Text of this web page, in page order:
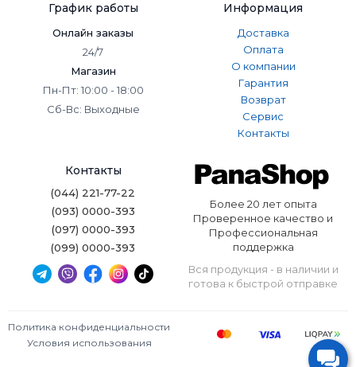
График работы
Онлайн заказы
24/7
Магазин
Пн-Пт: 10:00 - 18:00
Сб-Вс: Выходные
Информация
Доставка
Оплата
О компании
Гарантия
Возврат
Сервис
Контакты
Контакты
(044) 221-77-22
(093) 0000-393
(097) 0000-393
(099) 0000-393
Более 20 лет опыта
Проверенное качество и
Профессиональная
поддержка
Вся продукция - в наличии и
готова к быстрой отправке
Политика конфиденциальности
Условия использования